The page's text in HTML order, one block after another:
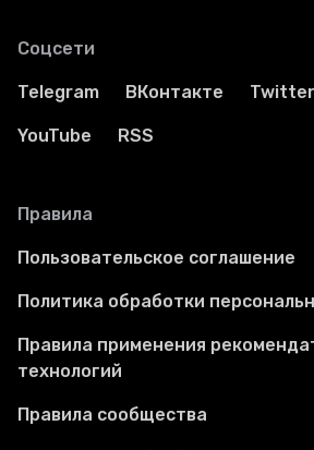
Соцсети
Соцсети
Telegram ВКонтакте Twitter
YouTube RSS
Правила
Пользовательское соглашение
Политика обработки
Правила применения
технологий
Правила сообщества